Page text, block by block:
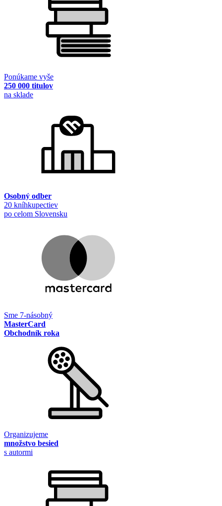
Ponúkame vyše
250 000 titulov
na sklade
Osobný odber
20 kníhkupectiev
po celom Slovensku
Sme 7-násobný
MasterCard
Obchodník roka
Organizujeme
množstvo besied
s autormi